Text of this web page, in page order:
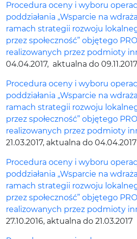
Procedura oceny i wyboru
poddziałania „Wsparcie na
ramach strategii rozwoju
przez społeczność” objętego
realizowanych przez podmioty
04.04.2017, aktualna do 09.11.2017
Procedura oceny i wyboru
poddziałania „Wsparcie na
ramach strategii rozwoju
przez społeczność” objętego
realizowanych przez podmioty
21.03.2017, aktualna do 04.04.2017
Procedura oceny i wyboru
poddziałania „Wsparcie na
ramach strategii rozwoju
przez społeczność” objętego
realizowanych przez podmioty
27.10.2016, aktualna do 21.03.2017